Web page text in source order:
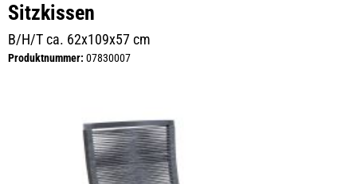
Sitzkissen
B/H/T ca. 62x109x57 cm
Produktnummer: 07830007